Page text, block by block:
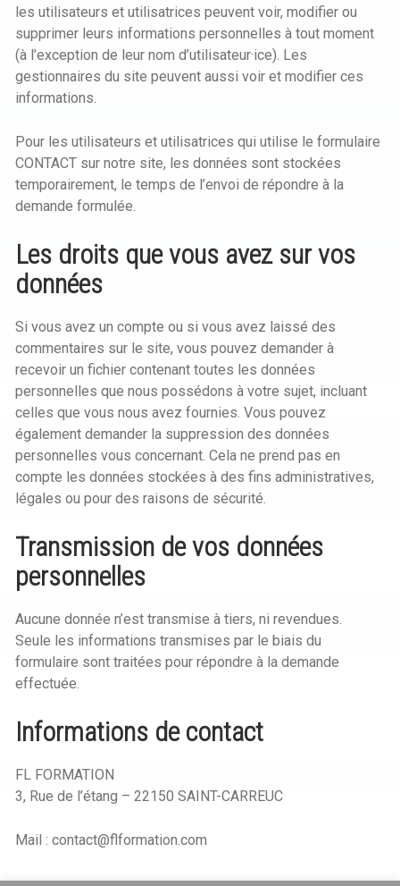
les utilisateurs et utilisatrices peuvent voir, modifier ou
supprimer leurs informations personnelles à tout moment
(à l’exception de leur nom d’utilisateur·ice). Les
gestionnaires du site peuvent aussi voir et modifier ces
informations.
Pour les utilisateurs et utilisatrices qui utilise le formulaire
CONTACT sur notre site, les données sont stockées
temporairement, le temps de l’envoi de répondre à la
demande formulée.
Les droits que vous avez sur vos
données
Si vous avez un compte ou si vous avez laissé des
commentaires sur le site, vous pouvez demander à
recevoir un fichier contenant toutes les données
personnelles que nous possédons à votre sujet, incluant
celles que vous nous avez fournies. Vous pouvez
également demander la suppression des données
personnelles vous concernant. Cela ne prend pas en
compte les données stockées à des fins administratives,
légales ou pour des raisons de sécurité.
Transmission de vos données
personnelles
Aucune donnée n’est transmise à tiers, ni revendues.
Seule les informations transmises par le biais du
formulaire sont traitées pour répondre à la demande
effectuée.
Informations de contact
FL FORMATION
3, Rue de l’étang – 22150 SAINT-CARREUC
Mail : contact@flformation.com